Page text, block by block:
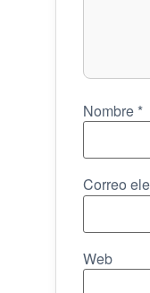
Nombre *
Correo
Web